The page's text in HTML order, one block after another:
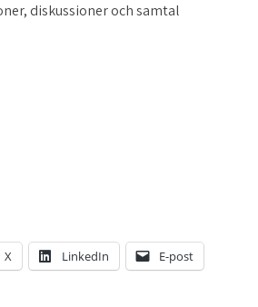
diskussioner och samtal
X LinkedIn E-post